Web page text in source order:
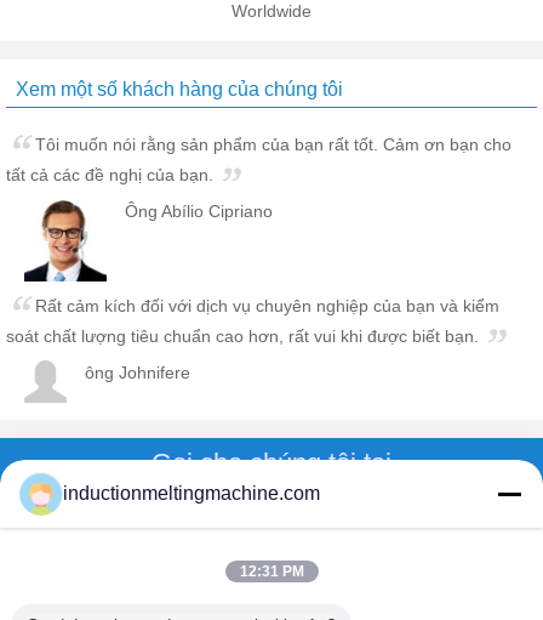
Worldwide
Xem một số khách hàng của chúng tôi
Tôi muốn nói rằng sản phẩm của bạn rất tốt. Cảm ơn bạn cho
tất cả các đề nghị của bạn.
Ông Abílio Cipriano
Rất cảm kích đối với dịch vụ chuyên nghiệp của bạn và kiểm
soát chất lượng tiêu chuẩn cao hơn, rất vui khi được biết bạn.
ông Johnifere
Gọi cho chúng tôi tại
inductionmeltingmachine.com
12:31 PM